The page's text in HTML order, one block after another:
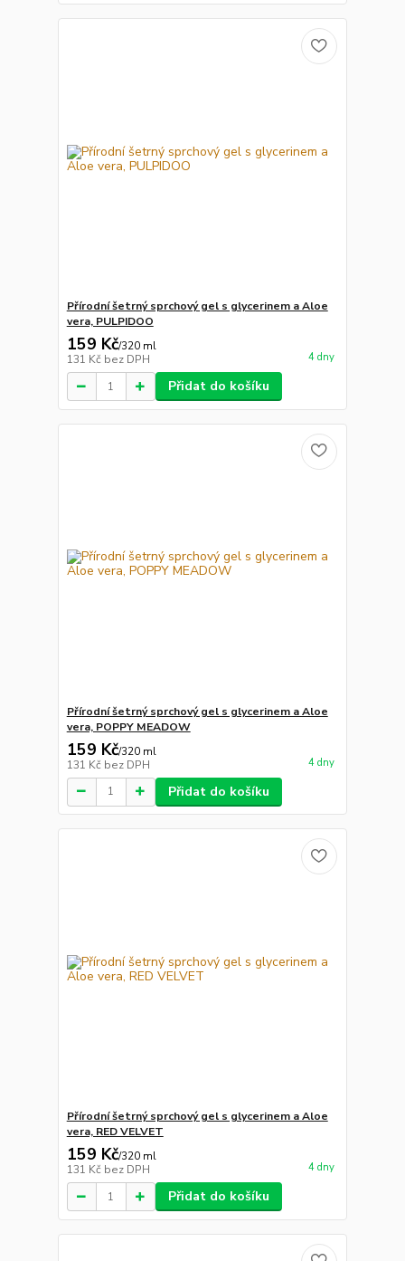
Přírodní šetrný sprchový gel s glycerinem a Aloe
vera, PULPIDOO
159 Kč/320 ml
131 Kč bez DPH 4 dny
Přidat do košíku
Přírodní šetrný sprchový gel s glycerinem a Aloe
vera, POPPY MEADOW
159 Kč/320 ml
131 Kč bez DPH 4 dny
Přidat do košíku
Přírodní šetrný sprchový gel s glycerinem a Aloe
vera, RED VELVET
159 Kč/320 ml
131 Kč bez DPH 4 dny
Přidat do košíku